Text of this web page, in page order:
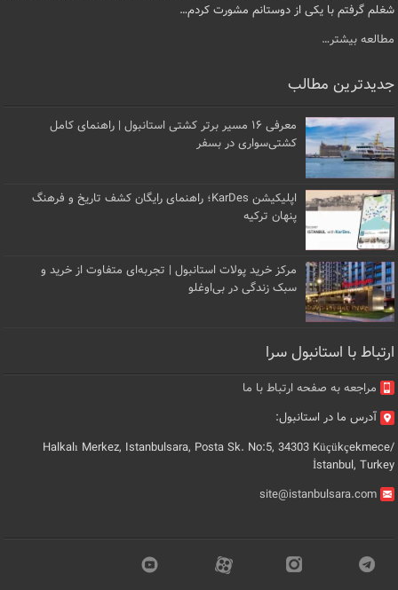
شغلم گرفتم با یکی از دوستانم مشورت کردم…
مطالعه بیشتر…
جدیدترین مطالب
معرفی ۱۶ مسیر برتر کشتی استانبول | راهنمای کامل
کشتی‌سواری در بسفر
اپلیکیشن KarDes؛ راهنمای رایگان کشف تاریخ و فرهنگ
پنهان ترکیه
مرکز خرید پولات استانبول | تجربه‌ای متفاوت از خرید و
سبک زندگی در بی‌اوغلو
ارتباط با استانبول سرا
مراجعه به صفحه ارتباط با ما
آدرس ما در استانبول:
Halkalı Merkez, Istanbulsara, Posta Sk. No:5, 34303 Küçükçekmece/
İstanbul, Turkey
site@istanbulsara.com